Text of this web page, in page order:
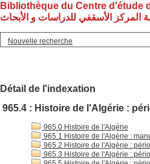
Bibliothèque du Centre d'étude
المركز الأسقفي للدراسات و الأبحاث
Nouvelle recherche
Détail de l'indexation
965.4 : Histoire de l'Algérie :
965.0 Histoire de l'Algérie
965.1 Histoire de l'Algérie :
965.2 Histoire de l'Algérie :
965.3 Histoire de l'Algérie :